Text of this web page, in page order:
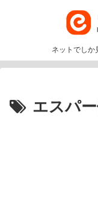
ネットでしか
エスパ